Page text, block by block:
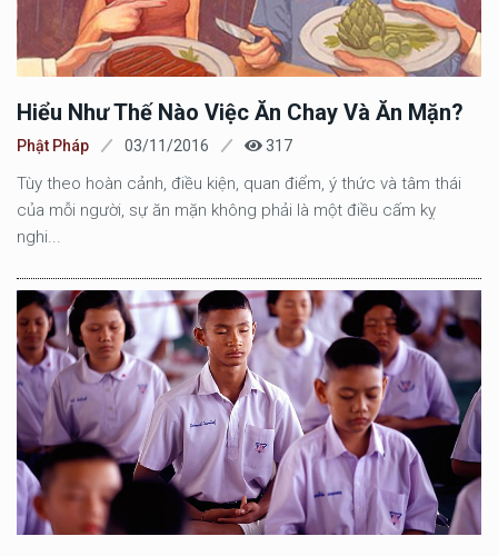
Hiểu Như Thế Nào Việc Ăn Chay Và Ăn Mặn?
Phật Pháp 03/11/2016 317
Tùy theo hoàn cảnh, điều kiện, quan điểm, ý thức và tâm thái
của mỗi người, sự ăn mặn không phải là một điều cấm kỵ
nghi...